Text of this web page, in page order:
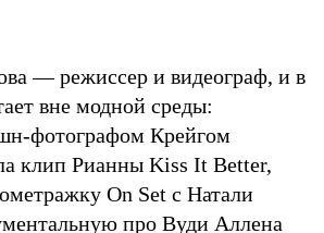
— режиссер и видеограф, и в
вне модной среды:
фотографом Крейгом
клип Рианны Kiss It Better,
On Set с Натали
про Вуди Аллена